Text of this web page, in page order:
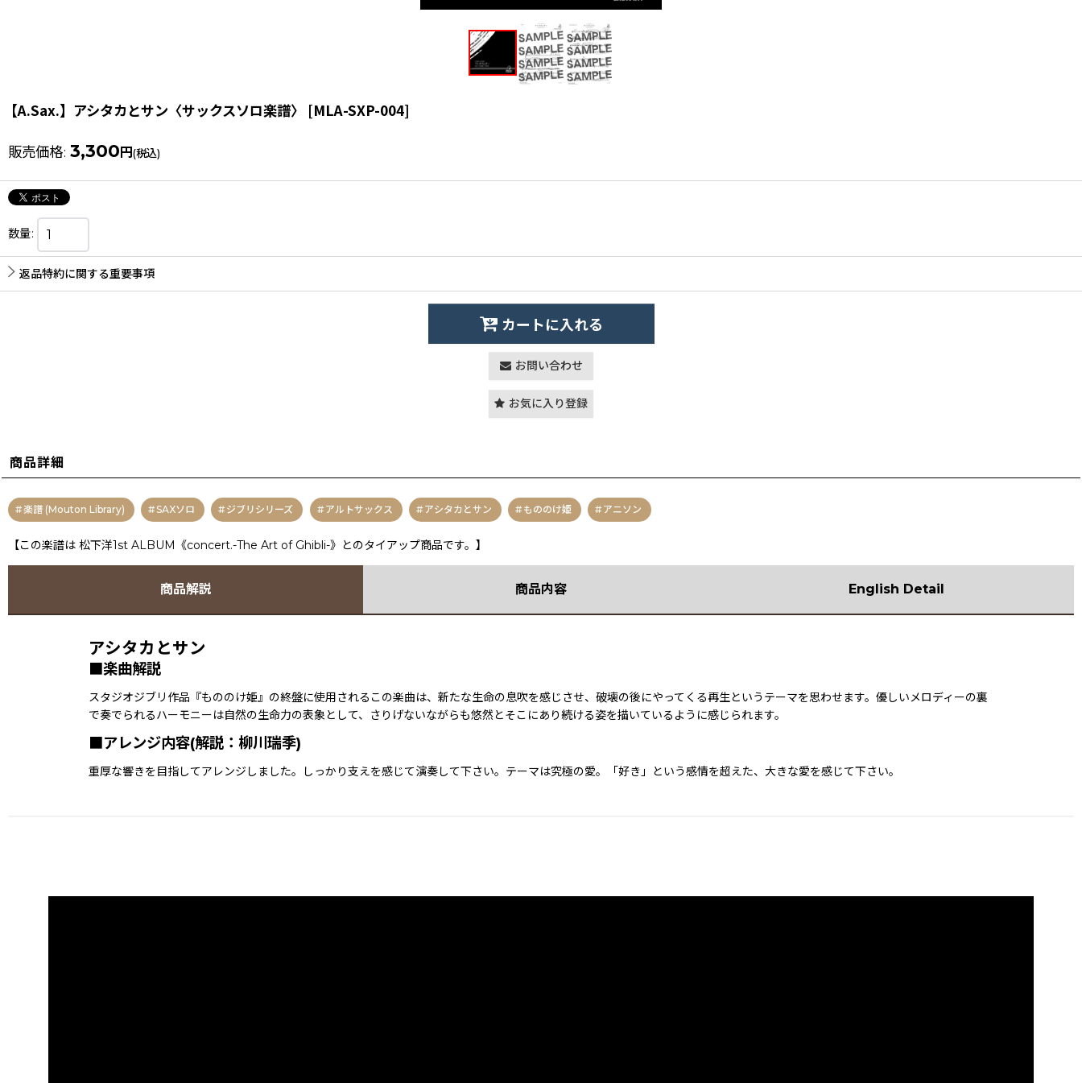
【A.Sax.】アシタカとサン〈サックスソロ楽譜〉 [MLA-SXP-004]
販売価格: 3,300円(税込)
数量:
返品特約に関する重要事項
カートに入れる
お問い合わせ
お気に入り登録
商品詳細
楽譜 (Mouton Library) SAXソロ ジブリシリーズ アルトサックス アシタカとサン もののけ姫 アニソン
【この楽譜は 松下洋1st ALBUM《concert.-The Art of Ghibli-》とのタイアップ商品です。】
商品解説 商品内容 English Detail
アシタカとサン
■楽曲解説
スタジオジブリ作品『もののけ姫』の終盤に使用されるこの楽曲は、新たな生命の息吹を感じさせ、破壊の後にやってくる再生というテーマを思わせます。優しいメロディーの裏
で奏でられるハーモニーは自然の生命力の表象として、さりげないながらも悠然とそこにあり続ける姿を描いているように感じられます。
■アレンジ内容(解説：柳川瑞季)
重厚な響きを目指してアレンジしました。しっかり支えを感じて演奏して下さい。テーマは究極の愛。「好き」という感情を超えた、大きな愛を感じて下さい。